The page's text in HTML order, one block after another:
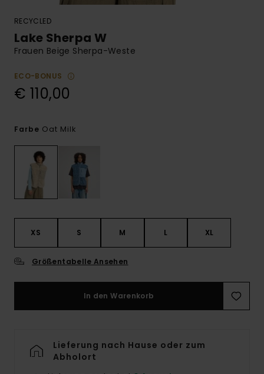
RECYCLED
Lake Sherpa W
Frauen Beige Sherpa-Weste
ECO-BONUS
€ 110,00
Farbe Oat Milk
XS S M L XL
Größentabelle Ansehen
In den Warenkorb
Lieferung nach Hause oder zum
Abholort